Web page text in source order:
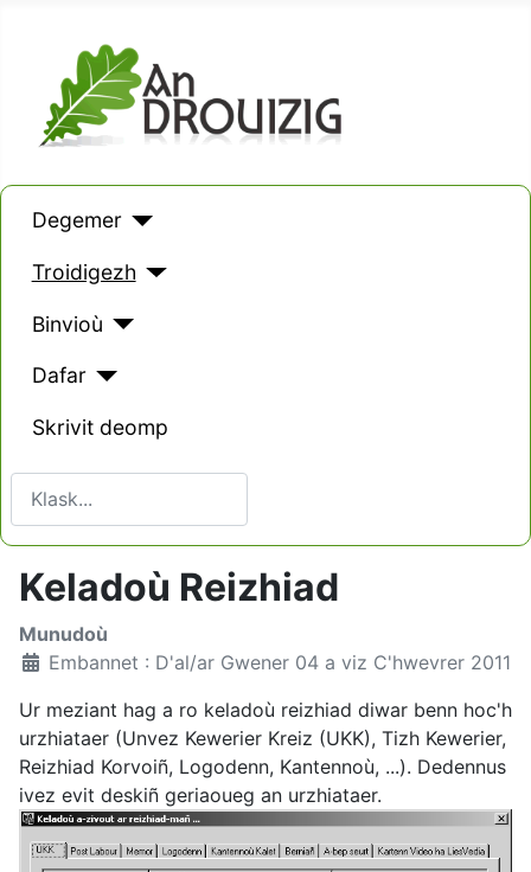
Degemer
Troidigezh
Binvioù
Dafar
Skrivit deomp
Type 2 or more characters for results.
Keladoù Reizhiad
Munudoù
Embannet : D'al/ar Gwener 04 a viz C'hwevrer 2011
Ur meziant hag a ro keladoù reizhiad diwar benn hoc'h
urzhiataer (Unvez Kewerier Kreiz (UKK), Tizh Kewerier,
Reizhiad Korvoiñ, Logodenn, Kantennoù, ...). Dedennus
ivez evit deskiñ geriaoueg an urzhiataer.